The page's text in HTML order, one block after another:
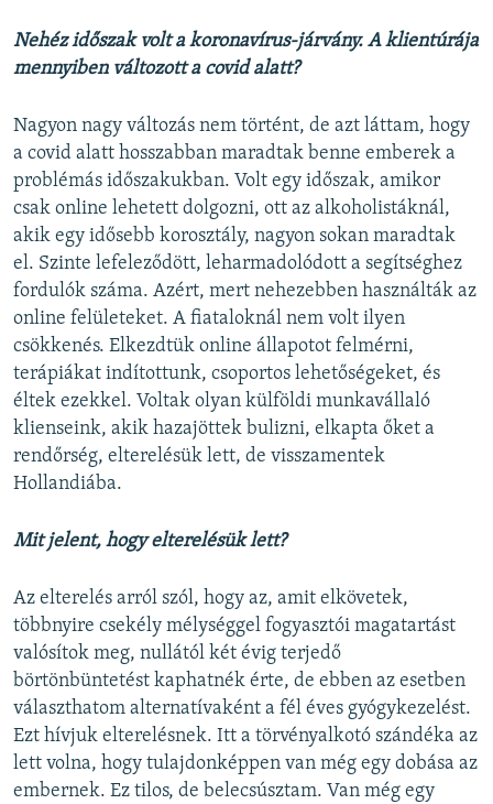
Nehéz időszak volt a koronavírus-járvány. A klientúrája
mennyiben változott a covid alatt?
Nagyon nagy változás nem történt, de azt láttam, hogy
a covid alatt hosszabban maradtak benne emberek a
problémás időszakukban. Volt egy időszak, amikor
csak online lehetett dolgozni, ott az alkoholistáknál,
akik egy idősebb korosztály, nagyon sokan maradtak
el. Szinte lefeleződött, leharmadolódott a segítséghez
fordulók száma. Azért, mert nehezebben használták az
online felületeket. A fiataloknál nem volt ilyen
csökkenés. Elkezdtük online állapotot felmérni,
terápiákat indítottunk, csoportos lehetőségeket, és
éltek ezekkel. Voltak olyan külföldi munkavállaló
klienseink, akik hazajöttek bulizni, elkapta őket a
rendőrség, elterelésük lett, de visszamentek
Hollandiába.
Mit jelent, hogy elterelésük lett?
Az elterelés arról szól, hogy az, amit elkövetek,
többnyire csekély mélységgel fogyasztói magatartást
valósítok meg, nullától két évig terjedő
börtönbüntetést kaphatnék érte, de ebben az esetben
választhatom alternatívaként a fél éves gyógykezelést.
Ezt hívjuk elterelésnek. Itt a törvényalkotó szándéka az
lett volna, hogy tulajdonképpen van még egy dobása az
embernek. Ez tilos, de belecsúsztam. Van még egy